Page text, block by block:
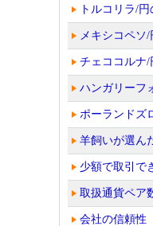
トルコリラ/
メキシコペソ
チェココルナ
ハンガリーフ
ポーランドズ
羊飼いが選ん
少額で取引で
取扱通貨ペア
会社の信頼性